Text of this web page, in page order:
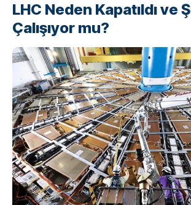
LHC Neden Kapatıldı ve
Çalışıyor mu?